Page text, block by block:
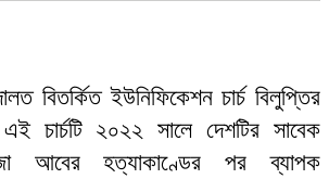
বিতর্কিত ইউনিফিকেশন চার্চ বিলুপ্তির
চার্চটি ২০২২ সালে দেশটির সাবেক
আবের হত্যাকাণ্ডের পর ব্যাপক